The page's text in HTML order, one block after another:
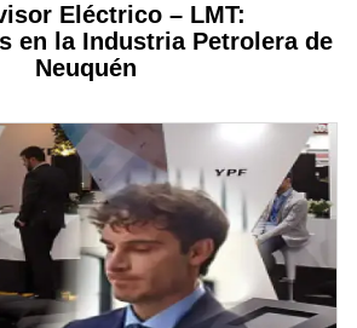
Eléctrico – LMT:
en la Industria Petrolera de
Neuquén